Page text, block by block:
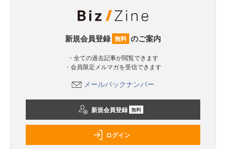
新規会員登録 無料 のご案内
・全ての過去記事が閲覧できます
・会員限定メルマガを受信できます
メールバックナンバー
新規会員登録 無料
ログイン